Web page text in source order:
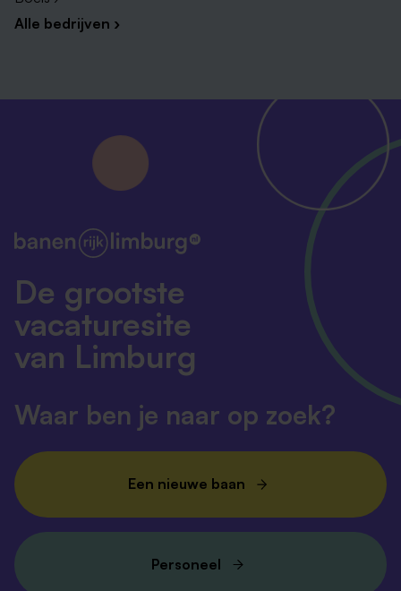
Alle bedrijven ›
De grootste
vacaturesite
van Limburg
Waar ben je naar op zoek?
Een nieuwe baan
Personeel